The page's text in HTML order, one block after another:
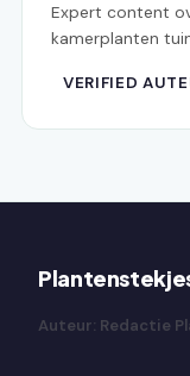
Expert content
kamerplanten
VERIFIED
Auteur: Redactie